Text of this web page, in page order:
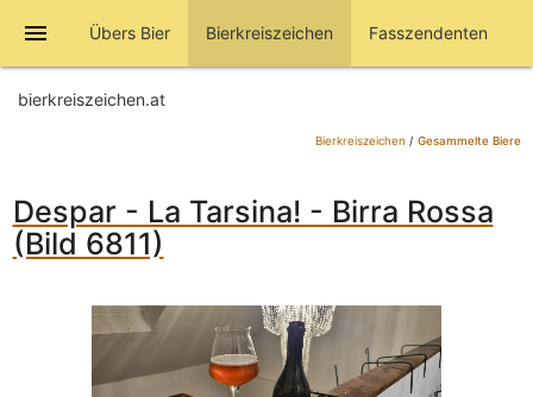
menu Übers Bier Bierkreiszeichen Fasszendenten
bierkreiszeichen.at
Bierkreiszeichen / Gesammelte Biere
Despar - La Tarsina! - Birra Rossa
(Bild 6811)